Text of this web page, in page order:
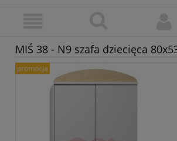
MIŚ 38 - N9 szafa dziecięca
promocja